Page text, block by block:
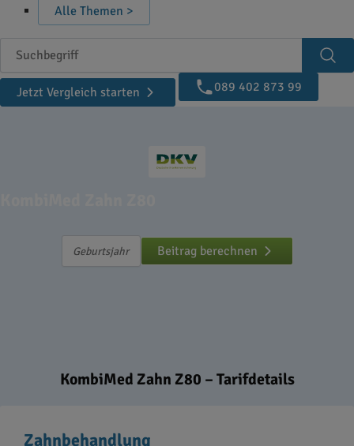
Alle Themen >
Suchbegriff
Jetzt Vergleich starten
089 402 873 99
Beitrag berechnen
KombiMed Zahn Z80 – Tarifdetails
Zahnbehandlung